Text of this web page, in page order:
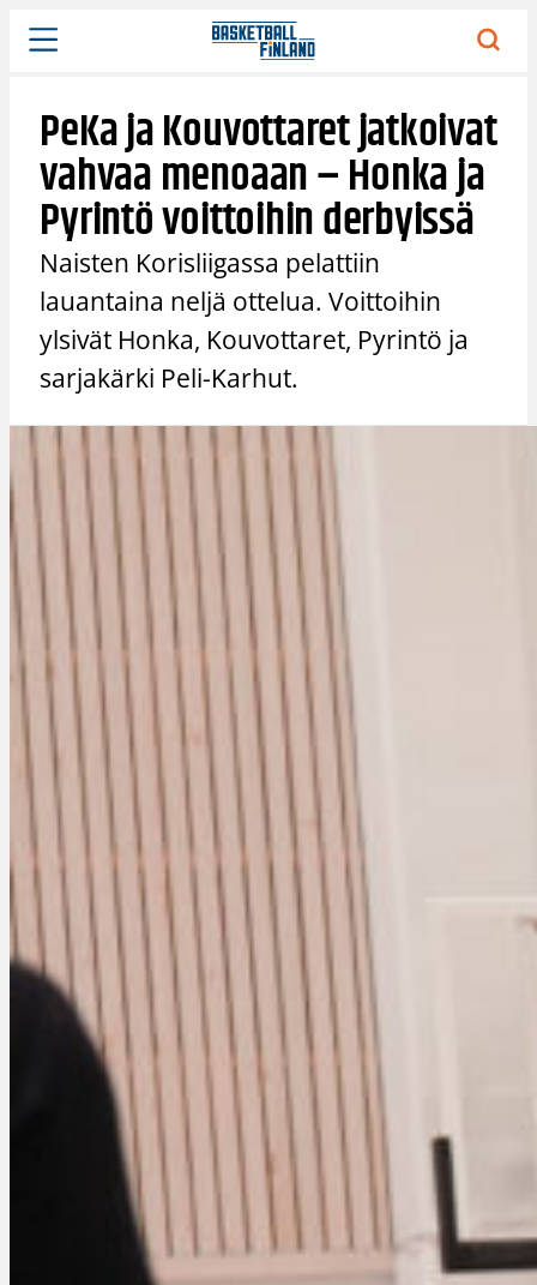
Siirry
sisältöön
PeKa ja Kouvottaret jatkoivat
vahvaa menoaan – Honka ja
Pyrintö voittoihin derbyissä
Naisten Korisliigassa pelattiin
lauantaina neljä ottelua. Voittoihin
ylsivät Honka, Kouvottaret, Pyrintö ja
sarjakärki Peli-Karhut.